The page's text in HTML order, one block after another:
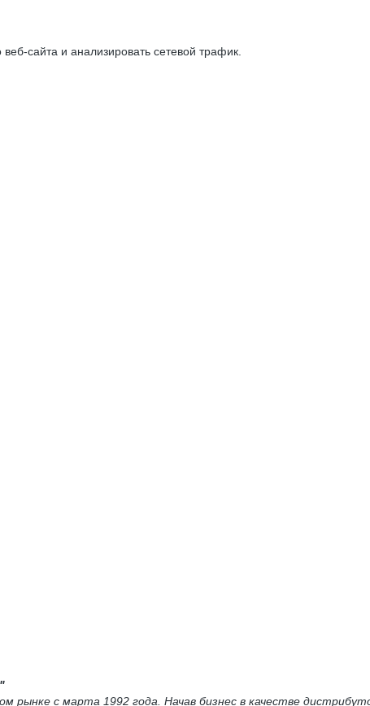
сайта и анализировать сетевой трафик.
рынке с марта 1992 года. Начав бизнес в качестве